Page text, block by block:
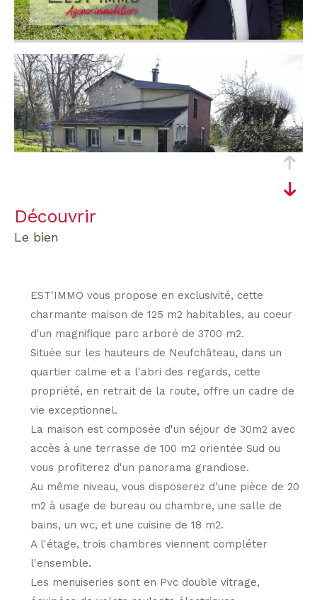
découvrir
le bien
EST'IMMO vous propose en exclusivité, cette
charmante maison de 125 m2 habitables, au coeur
d'un magnifique parc arboré de 3700 m2.
Située sur les hauteurs de Neufchâteau, dans un
quartier calme et a l'abri des regards, cette
propriété, en retrait de la route, offre un cadre de
vie exceptionnel.
La maison est composée d'un séjour de 30m2 avec
accès à une terrasse de 100 m2 orientée Sud ou
vous profiterez d'un panorama grandiose.
Au même niveau, vous disposerez d'une pièce de 20
m2 à usage de bureau ou chambre, une salle de
bains, un wc, et une cuisine de 18 m2.
A l'étage, trois chambres viennent compléter
l'ensemble.
Les menuiseries sont en Pvc double vitrage,